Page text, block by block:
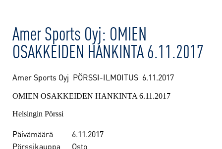
Amer Sports Oyj: OMIEN
OSAKKEIDEN HANKINTA 6.11.2017
Amer Sports Oyj PÖRSSI-ILMOITUS 6.11.2017
OMIEN OSAKKEIDEN HANKINTA 6.11.2017
Helsingin Pörssi
Päivämäärä
6.11.2017
Pörssikauppa
Osto